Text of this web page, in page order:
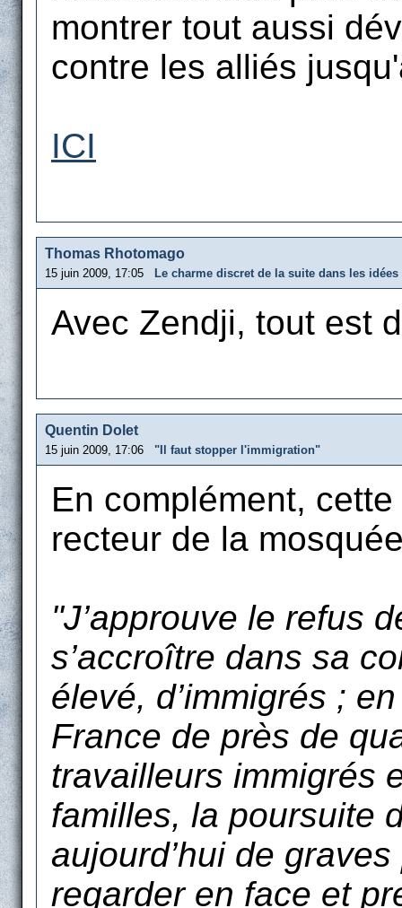
montrer tout aussi
contre les alliés
ICI
Thomas Rhotomago
15 juin 2009, 17:05 Le charme discret de la suite dans les idées
Avec Zendji, tout est
Quentin Dolet
15 juin 2009, 17:06 "Il faut stopper l'immigration"
En complément,
recteur de la
"J’approuve le refus
s’accroître dans sa
élevé, d’immigrés ;
France de près de
travailleurs immigrés
familles, la poursuite
aujourd’hui de
regarder en face et